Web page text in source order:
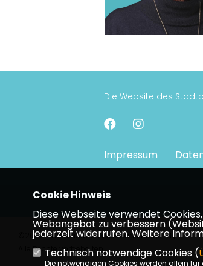
Die Website des
Impressum
©2026 CDU Stadtbezirksverband Nordend |
Alle Rechte vorbehalten.
Cookie Hinweis
Diese Webseite verwendet
Webangebot zu verbessern
jederzeit widerrufen. Weitere
Technisch notwendige Cookies (
Die notwendigen Cookies werden allein